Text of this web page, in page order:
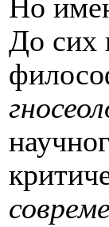
Но
До сих